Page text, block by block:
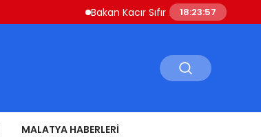
Bakan Kacır Sıfır Atık Projelerine 914 Milyon
18:23:58
MALATYA HABERLERI